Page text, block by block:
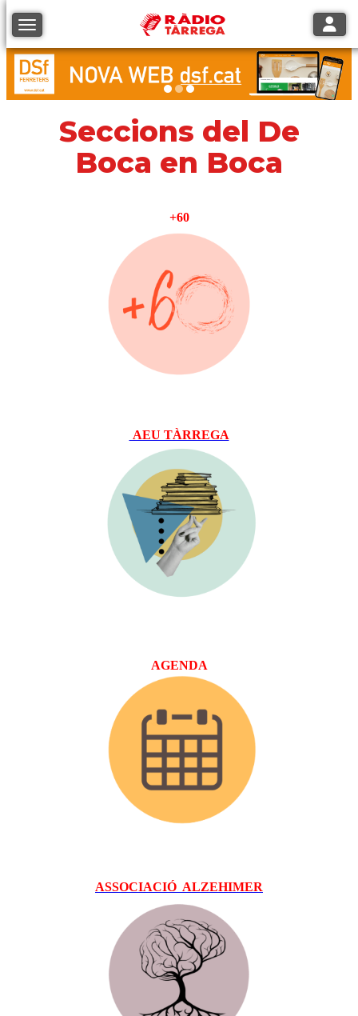
Toggle navigation
Seccions del De
Boca en Boca
+60
AEU TÀRREGA
AGENDA
ASSOCIACIÓ ALZEHIMER